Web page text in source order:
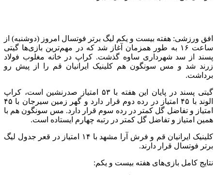
افق ورزشی: هفته بیست و یکم لیگ برتر فوتسال امروز (دوشنبه) از
ساعت ۱۶ به طور همزمان آغاز شد که در مهم‌ترین بازی‌ها گیتی
پسند از سد شهرداری ساوه گذشت. کراپ در خانه مغلوب فولاد
زرند شد و مس سونگون هم کلینیک ایرانیان قم را از پیش رو
برداشت.
گیتی پسند در پایان این هفته با ۵۳ امتیاز صدرنشین است، کراپ
الوند با ۴۵ امتیاز در رده دوم قرار دارد و گهر زمین سیرجان با ۴۵
امتیاز و تفاضل گل کمتر در رده سوم قرار دارد. مس سونگون هم با
همین امتیاز و تفاضل گل کمتر در رتبه چهارم ایستاده است.
کلینیک ایرانیان قم و فرش آرا مشهد با ۱۴ امتیاز در قعر جدول لیگ
برتر فوتسال قرار دارند.
نتایج کامل بازی‌های هفته بیست و یکم: